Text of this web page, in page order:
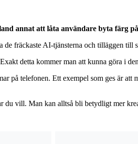
annat att låta användare byta färg
fräckaste AI-tjänsterna och tilläggen till
detta kommer man att kunna göra i
på telefonen. Ett exempel som ges är
du vill. Man kan alltså bli betydligt mer